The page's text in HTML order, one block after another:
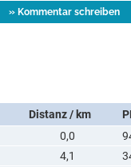
Distanz / km
0,0
4,1